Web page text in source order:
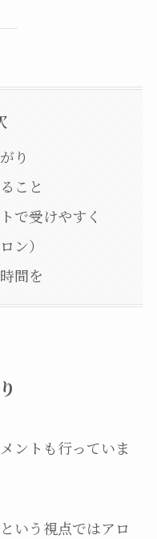
り
こと
で受けやすく
ン）
間を
ントも行っていま
いう視点ではアロ